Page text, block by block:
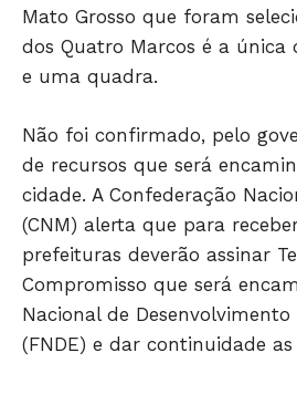
HOME
POLÍTICA
POLÍCIA
ESPORTES
ECONOMIA
OPINIÃO
GERAL
EDUCAÇÃO
Mato Grosso que foram
dos Quatro Marcos é a única
e uma quadra.
Não foi confirmado, pelo
de recursos que será
cidade. A Confederação
(CNM) alerta que para
prefeituras deverão assinar
Compromisso que será
Nacional de
(FNDE) e dar continuidade